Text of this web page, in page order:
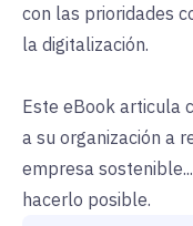
con las prioridades
la digitalización.
Este eBook articula
a su organización a
empresa
hacerlo posible.